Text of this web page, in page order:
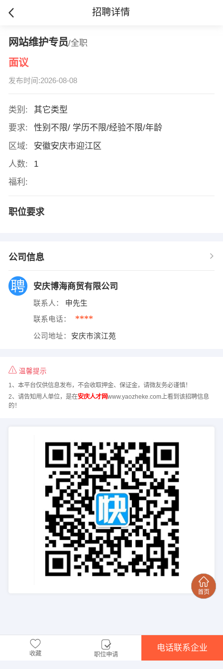
招聘详情
网站维护专员/全职
面议
发布时间:2026-08-08
类别:
其它类型
要求:
性别不限/ 学历不限/经验不限/年龄
区域:
安徽安庆市迎江区
人数:
1
福利:
职位要求
公司信息
安庆博海商贸有限公司
联系人： 申先生
联系电话： ****
公司地址： 安庆市滨江苑
温馨提示
1、本平台仅供信息发布，不会收取押金、保证金，请微友务必谨慎！
2、请告知用人单位，是在安庆人才网www.yaozheke.com上看到该招聘信息
的！
收藏 职位申请
电话联系企业